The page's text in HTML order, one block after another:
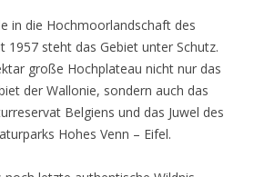
in die Hochmoorlandschaft des
1957 steht das Gebiet unter Schutz.
große Hochplateau nicht nur das
der Wallonie, sondern auch das
Belgiens und das Juwel des
Hohes Venn – Eifel.